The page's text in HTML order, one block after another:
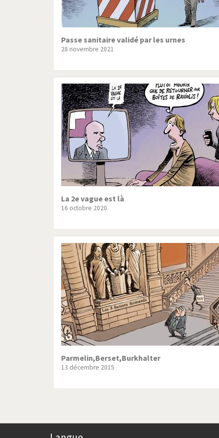
Passe sanitaire validé par les urnes
28 novembre 2021
La 2e vague est là
16 octobre 2020
Parmelin,Berset,Burkhalter
13 décembre 2015